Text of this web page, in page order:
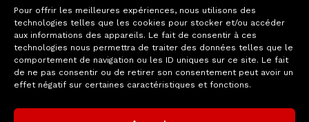
Pour offrir les meilleures expériences, nous utilisons des
technologies telles que les cookies pour stocker et/ou accéder
aux informations des appareils. Le fait de consentir à ces
technologies nous permettra de traiter des données telles que le
comportement de navigation ou les ID uniques sur ce site. Le fait
de ne pas consentir ou de retirer son consentement peut avoir un
effet négatif sur certaines caractéristiques et fonctions.